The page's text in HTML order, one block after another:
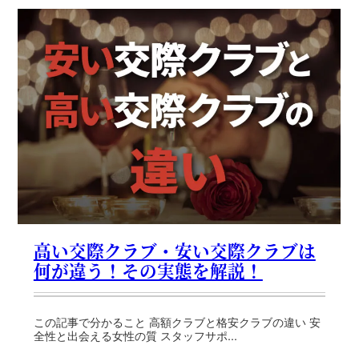
高い交際クラブ・安い交際クラブは
何が違う！その実態を解説！
この記事で分かること 高額クラブと格安クラブの違い 安
全性と出会える女性の質 スタッフサポ...